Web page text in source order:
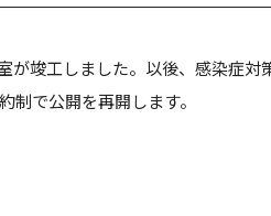
竣工しました。以後、感染症
制で公開を再開します。